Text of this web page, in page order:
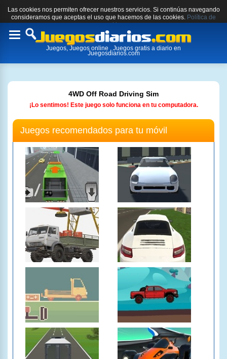
Las cookies nos permiten ofrecer nuestros servicios. Si continúas navegando
consideramos que aceptas el uso que hacemos de las cookies. Política de
cookies.
Toggle
Juegos, Juegos online , Juegos gratis a diario en
Juegosdiarios.com
4WD Off Road Driving Sim
¡Lo sentimos! Este juego solo funciona en tu computadora.
Juegos recomendados para tu móvil